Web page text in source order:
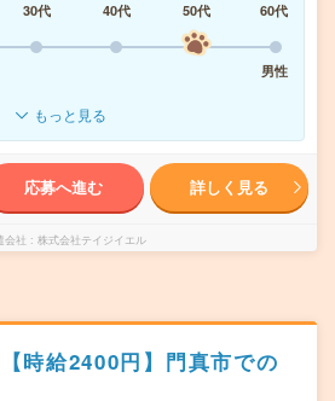
30代 40代 50代
60代
男性
もっと見る
応募へ進む 詳しく見る
会社 株式会社テイジイエル
時給2400円】門真市での